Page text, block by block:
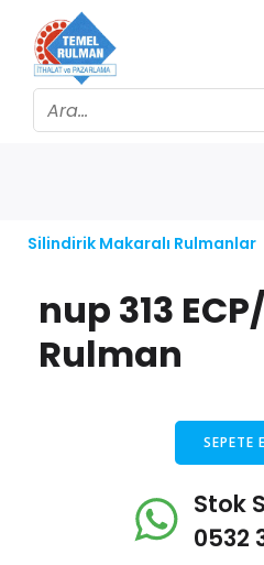
Silindirik Makaralı Rulmanlar
nup 313
Rulman
SEPETE
Stok
0532